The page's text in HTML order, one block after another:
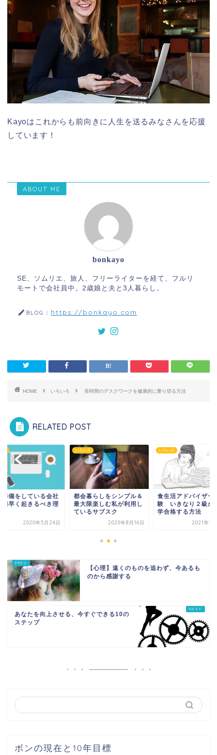
Kayoはこれからも前向きに人生を送るみなさんを応援
しています！
ABOUT ME
bonkayo
SE、ソムリエ、旅人、フリーライターを経て、フルリ
モートで会社員中。2歳娘と夫と3人暮らし。
BLOG： https://bonkayo.com
HOME いろいろ 長時間のデスクワークを健康的に乗り切る方法
RELATED POST
暮らしをシンプル＆
限楽しむ私が利用し
2020年8月16日
いろいろ
食生活アドバイザー試
験 いきなり２級かつ独
学合格する方法
2021年12月5日
いろいろ
独立準備をしている
員が朝早く起きるべ
由
2020年5
【心理】遠くのものを追わず、今あるも
のから感謝する
あなたを向上させる、今すぐできる10の
ステップ
ボンの現在と10年目標